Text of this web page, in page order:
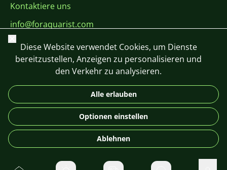
Kontaktiere uns
info@foraquarist.com
+420 603 449 602
DE
© 2026 For Aquarist
Schließen
Diese Website verwendet Cookies, um Dienste
bereitzustellen, Anzeigen zu personalisieren und
den Verkehr zu analysieren.
Alle erlauben
Optionen einstellen
Ablehnen